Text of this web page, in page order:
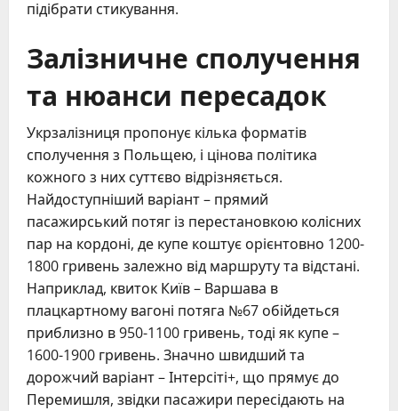
підібрати стикування.
Залізничне сполучення
та нюанси пересадок
Укрзалізниця пропонує кілька форматів
сполучення з Польщею, і цінова політика
кожного з них суттєво відрізняється.
Найдоступніший варіант – прямий
пасажирський потяг із перестановкою колісних
пар на кордоні, де купе коштує орієнтовно 1200-
1800 гривень залежно від маршруту та відстані.
Наприклад, квиток Київ – Варшава в
плацкартному вагоні потяга №67 обійдеться
приблизно в 950-1100 гривень, тоді як купе –
1600-1900 гривень. Значно швидший та
дорожчий варіант – Інтерсіті+, що прямує до
Перемишля, звідки пасажири пересідають на